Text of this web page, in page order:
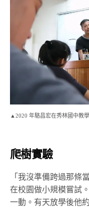
▲2020 年駱昌宏在秀林國中教
爬樹實驗
「我沒準備跨過那條
在校園做小規模嘗試
一動。有天放學後他